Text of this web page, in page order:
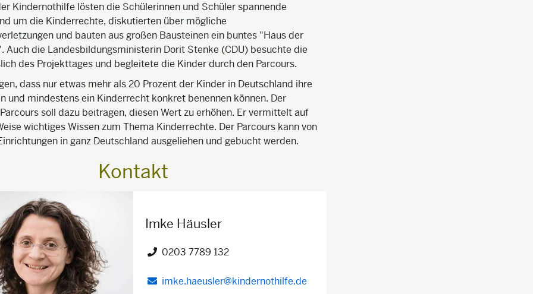
Kindernothilfe lösten die Schülerinnen und Schüler spannende
um die Kinderrechte, diskutierten über mögliche
und bauten aus großen Bausteinen ein buntes "Haus der
Auch die Landesbildungsministerin Dorit Stenke (CDU) besuchte die
des Projekttages und begleitete die Kinder durch den Parcours.
dass nur etwas mehr als 20 Prozent der Kinder in Deutschland ihre
und mindestens ein Kinderrecht konkret benennen können. Der
soll dazu beitragen, diesen Wert zu erhöhen. Er vermittelt auf
wichtiges Wissen zum Thema Kinderrechte. Der Parcours kann von
in ganz Deutschland ausgeliehen und gebucht werden.
Kontakt
Imke Häusler
Telefon")
0203 7789 132
imke.haeusler@kindernothilfe.de